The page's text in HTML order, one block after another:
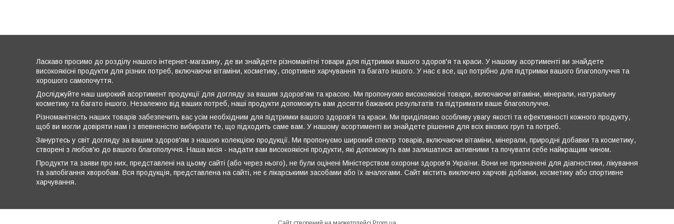
Ласкаво просимо до розділу нашого інтернет-магазину, де ви знайдете різноманітні товари для підтримки вашого здоров'я та краси. У нашому асортименті ви знайдете
високоякісні продукти для різних потреб, включаючи вітаміни, косметику, спортивне харчування та багато іншого. У нас є все, що потрібно для підтримки вашого благополуччя та
хорошого самопочуття.
Досліджуйте наш широкий асортимент продукції для догляду за вашим здоров'ям та красою. Ми пропонуємо високоякісні товари, включаючи вітаміни, мінерали, натуральну
косметику та багато іншого. Незалежно від ваших потреб, наші продукти допоможуть вам досягти бажаних результатів та підтримати ваше благополуччя.
Різноманітність наших товарів забезпечить вас усім необхідним для підтримки вашого здоров'я та краси. Ми приділяємо особливу увагу якості та ефективності кожного продукту,
щоб ви могли довіряти нам і з впевненістю вибирати те, що підходить саме вам. У нашому асортименті ви знайдете рішення для всіх вікових груп та потреб.
Зануртесь у світ догляду за вашим здоров'ям з нашою колекцією продукції. Ми пропонуємо широкий спектр товарів, включаючи вітаміни, мінерали, природні добавки та косметику,
створені з любов'ю до вашого благополуччя. Наша місія - надати вам високоякісні продукти, які допоможуть вам залишатися активними та почувати себе найкращим чином.
Продукти та заяви про них, представлені на цьому сайті (або через нього), не були оцінені Міністерством охорони здоров'я України. Вони не призначені для діагностики, лікування
та запобігання хворобам. Вся продукція, представлена на сайті, не є лікарськими засобами або їх аналогами. Сайт містить виключно харчові добавки, косметику або спортивне
харчування.